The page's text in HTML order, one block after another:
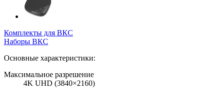
Комплекты для ВКС
Наборы ВКС
Основные характеристики:
Максимальное разрешение
4K UHD (3840×2160)